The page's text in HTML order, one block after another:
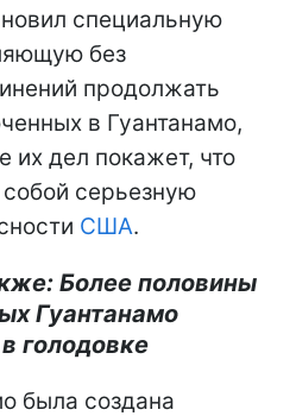
специальную
без
продолжать
в Гуантанамо,
их дел покажет, что
серьезную
США.
Более половины
Гуантанамо
голодовке
была создана